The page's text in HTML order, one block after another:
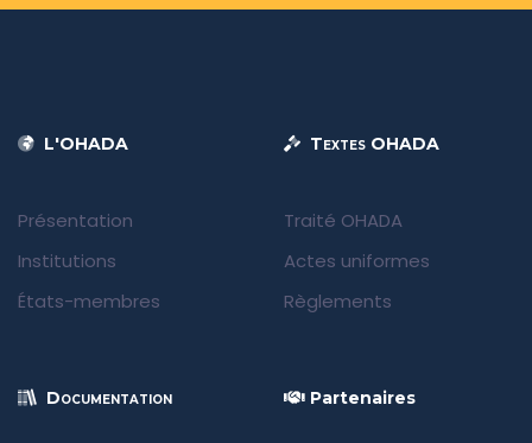
L'OHADA
Présentation
Institutions
États-membres
Textes OHADA
Traité OHADA
Actes uniformes
Règlements
Documentation Partenaires